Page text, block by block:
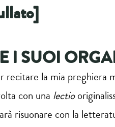
I SUOI
recitare la mia preghiera
con una lectio
risuonare con la